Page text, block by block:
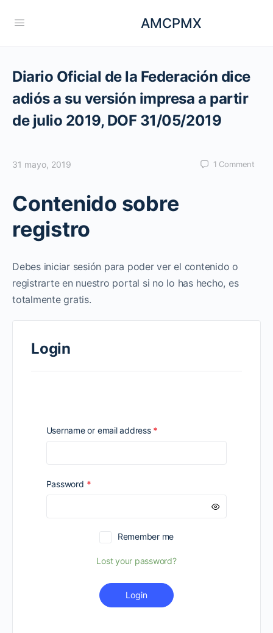
AMCPMX
Diario Oficial de la Federación dice
adiós a su versión impresa a partir
de julio 2019, DOF 31/05/2019
31 mayo, 2019 1 Comment
Contenido sobre
registro
Debes iniciar sesión para poder ver el contenido o
registrarte en nuestro portal si no lo has hecho, es
totalmente gratis.
Login
Username or email address *
Password *Required
Remember me
Lost your password?
Login